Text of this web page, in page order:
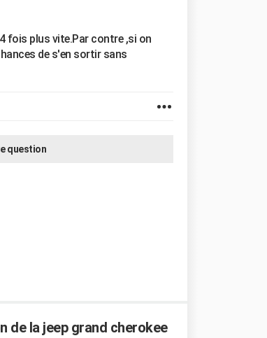
fois plus vite.Par contre ,si on
de s'en sortir sans
question
de la jeep grand cherokee